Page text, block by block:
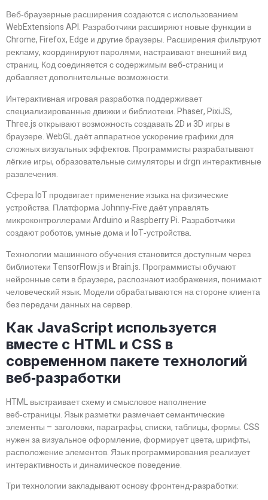
Веб‑браузерные расширения создаются с использованием
WebExtensions API. Разработчики расширяют новые функции в
Chrome, Firefox, Edge и другие браузеры. Расширения фильтруют
рекламу, координируют паролями, настраивают внешний вид
страниц. Код соединяется с содержимым веб‑страниц и
добавляет дополнительные возможности.
Интерактивная игровая разработка поддерживает
специализированные движки и библиотеки. Phaser, PixiJS,
Three.js открывают возможность создавать 2D и 3D игры в
браузере. WebGL даёт аппаратное ускорение графики для
сложных визуальных эффектов. Программисты разрабатывают
лёгкие игры, образовательные симуляторы и drgn интерактивные
развлечения.
Сфера IoT продвигает применение языка на физические
устройства. Платформа Johnny‑Five даёт управлять
микроконтроллерами Arduino и Raspberry Pi. Разработчики
создают роботов, умные дома и IoT‑устройства.
Технологии машинного обучения становится доступным через
библиотеки TensorFlow.js и Brain.js. Программисты обучают
нейронные сети в браузере, распознают изображения, понимают
человеческий язык. Модели обрабатываются на стороне клиента
без передачи данных на сервер.
Как JavaScript используется
вместе с HTML и CSS в
современном пакете технологий
веб‑разработки
HTML выстраивает схему и смысловое наполнение
веб‑страницы. Язык разметки размечает семантические
элементы – заголовки, параграфы, списки, таблицы, формы. CSS
нужен за визуальное оформление, формирует цвета, шрифты,
расположение элементов. Язык программирования реализует
интерактивность и динамическое поведение.
Три технологии закладывают основу фронтенд‑разработки: